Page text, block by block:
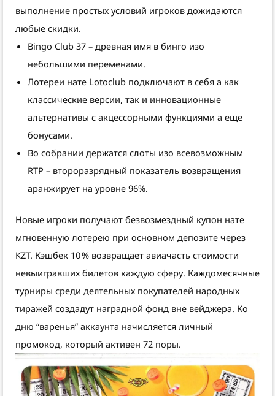
выполнение простых условий игроков дожидаются
любые скидки.
Bingo Club 37 – древная имя в бинго изо
небольшими переменами.
Лотереи нате Lotoclub подключают в себя а как
классические версии, так и инновационные
альтернативы с акцессорными функциями а еще
бонусами.
Во собрании держатся слоты изо всевозможным
RTP – второразрядный показатель возвращения
аранжирует на уровне 96%.
Новые игроки получают безвозмездный купон нате
мгновенную лотерею при основном депозите через
KZT. Кэшбек 10 % возвращает авиачасть стоимости
невыигравших билетов каждую сферу. Каждомесячные
турниры среди деятельных покупателей народных
тиражей создадут наградной фонд вне вейджера. Ко
дню “варенья” аккаунта начисляется личный
промокод, который активен 72 поры.